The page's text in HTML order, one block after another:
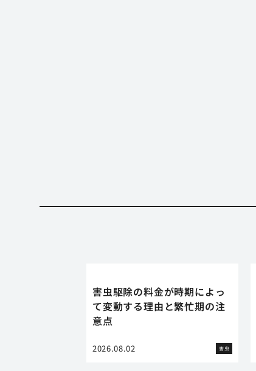
害虫駆除の料金が時期によっ
て変動する理由と繁忙期の注
意点
2026.08.02 害虫